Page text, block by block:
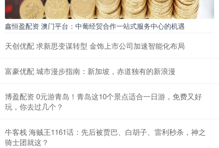
鑫恒盈配资 澳门平台：中葡经贸合作一站式服务中心的机遇
天创优配 求新思变谋转型 金饰上市公司加速智能化布局
富豪优配 城市漫步指南：新加坡，赤道独有的新浪漫
博盈配资 0元游青岛！青岛这10个景点适合一日游，免费又好
玩，你去过几个？
牛客栈 海贼王1161话：先后被贾巴、白胡子、雷利秒杀，神之
骑士团就这？